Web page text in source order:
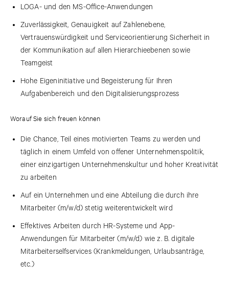
LOGA- und den MS-Office-Anwendungen
Zuverlässigkeit, Genauigkeit auf Zahlenebene,
Vertrauenswürdigkeit und Serviceorientierung Sicherheit in
der Kommunikation auf allen Hierarchieebenen sowie
Teamgeist
Hohe Eigeninitiative und Begeisterung für Ihren
Aufgabenbereich und den Digitalisierungsprozess
Worauf Sie sich freuen können
Die Chance, Teil eines motivierten Teams zu werden und
täglich in einem Umfeld von offener Unternehmenspolitik,
einer einzigartigen Unternehmenskultur und hoher Kreativität
zu arbeiten
Auf ein Unternehmen und eine Abteilung die durch ihre
Mitarbeiter (m/w/d) stetig weiterentwickelt wird
Effektives Arbeiten durch HR-Systeme und App-
Anwendungen für Mitarbeiter (m/w/d) wie z. B. digitale
Mitarbeiterselfservices (Krankmeldungen, Urlaubsanträge,
etc.)